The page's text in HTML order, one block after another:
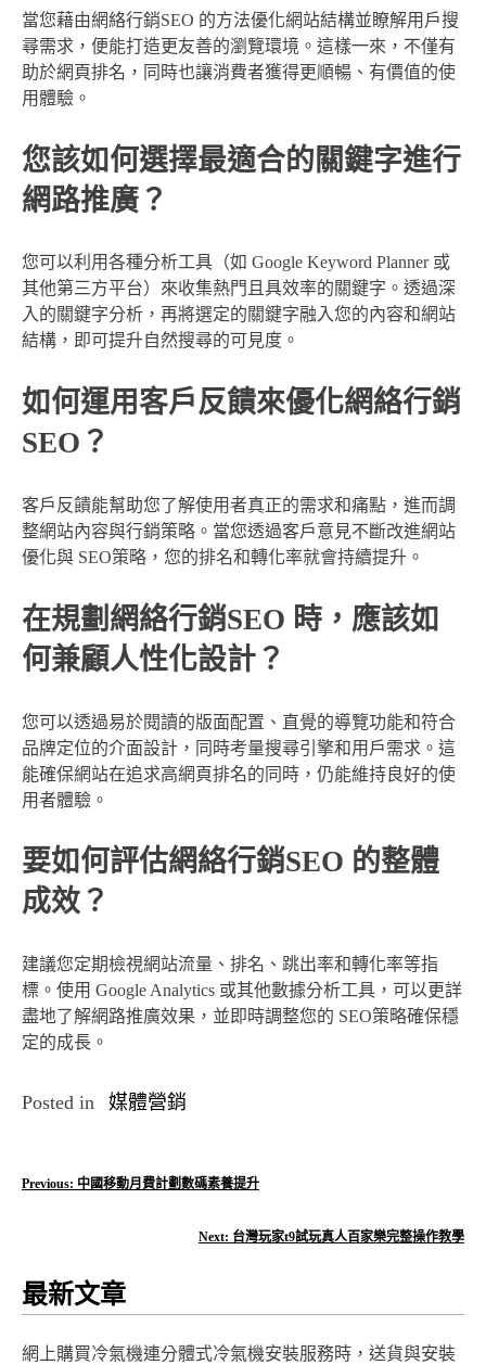
當您藉由網絡行銷SEO 的方法優化網站結構並瞭解用戶搜
尋需求，便能打造更友善的瀏覽環境。這樣一來，不僅有
助於網頁排名，同時也讓消費者獲得更順暢、有價值的使
用體驗。
您該如何選擇最適合的關鍵字進行
網路推廣？
您可以利用各種分析工具（如 Google Keyword Planner 或
其他第三方平台）來收集熱門且具效率的關鍵字。透過深
入的關鍵字分析，再將選定的關鍵字融入您的內容和網站
結構，即可提升自然搜尋的可見度。
如何運用客戶反饋來優化網絡行銷
SEO？
客戶反饋能幫助您了解使用者真正的需求和痛點，進而調
整網站內容與行銷策略。當您透過客戶意見不斷改進網站
優化與 SEO策略，您的排名和轉化率就會持續提升。
在規劃網絡行銷SEO 時，應該如
何兼顧人性化設計？
您可以透過易於閱讀的版面配置、直覺的導覽功能和符合
品牌定位的介面設計，同時考量搜尋引擎和用戶需求。這
能確保網站在追求高網頁排名的同時，仍能維持良好的使
用者體驗。
要如何評估網絡行銷SEO 的整體
成效？
建議您定期檢視網站流量、排名、跳出率和轉化率等指
標。使用 Google Analytics 或其他數據分析工具，可以更詳
盡地了解網路推廣效果，並即時調整您的 SEO策略確保穩
定的成長。
Posted in 媒體營銷
文
覽
Previous: 中國移動月費計劃數碼素養提升
Next: 台灣玩家t9試玩真人百家樂完整操作教學
最新文章
網上購買冷氣機連分體式冷氣機安裝服務時，送貨與安裝